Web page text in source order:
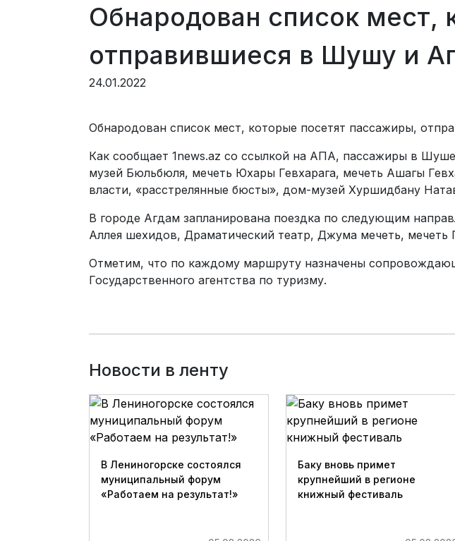
Обнародован список мест,
отправившиеся в Шушу и
24.01.2022
Обнародован список мест, которые посетят пассажиры,
Как сообщает 1news.az со ссылкой на АПА, пассажиры в
музей Бюльбюля, мечеть Юхары Гевхарага, мечеть Ашагы
власти, «расстрелянные бюсты», дом-музей Хуршидбану
В городе Агдам запланирована поездка по следующим
Аллея шехидов, Драматический театр, Джума мечеть, мечеть
Отметим, что по каждому маршруту назначены
Государственного агентства по туризму.
Новости в ленту
В Лениногорске состоялся
муниципальный форум
«Работаем на результат!»
Баку вновь примет
крупнейший в регионе
книжный фестиваль